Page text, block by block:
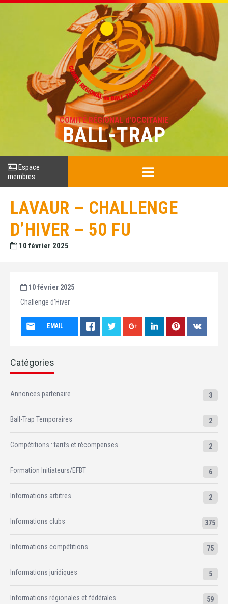
COMITÉ RÉGIONAL d'OCCITANIE
BALL-TRAP
Espace
membres
LAVAUR – CHALLENGE
D’HIVER – 50 FU
10 février 2025
10 février 2025
Challenge d’Hiver
EMAIL
Catégories
Annonces partenaire 3
Ball-Trap Temporaires 2
Compétitions : tarifs et récompenses 2
Formation Initiateurs/EFBT 6
Informations arbitres 2
Informations clubs 375
Informations compétitions 75
Informations juridiques 5
Informations régionales et fédérales 59